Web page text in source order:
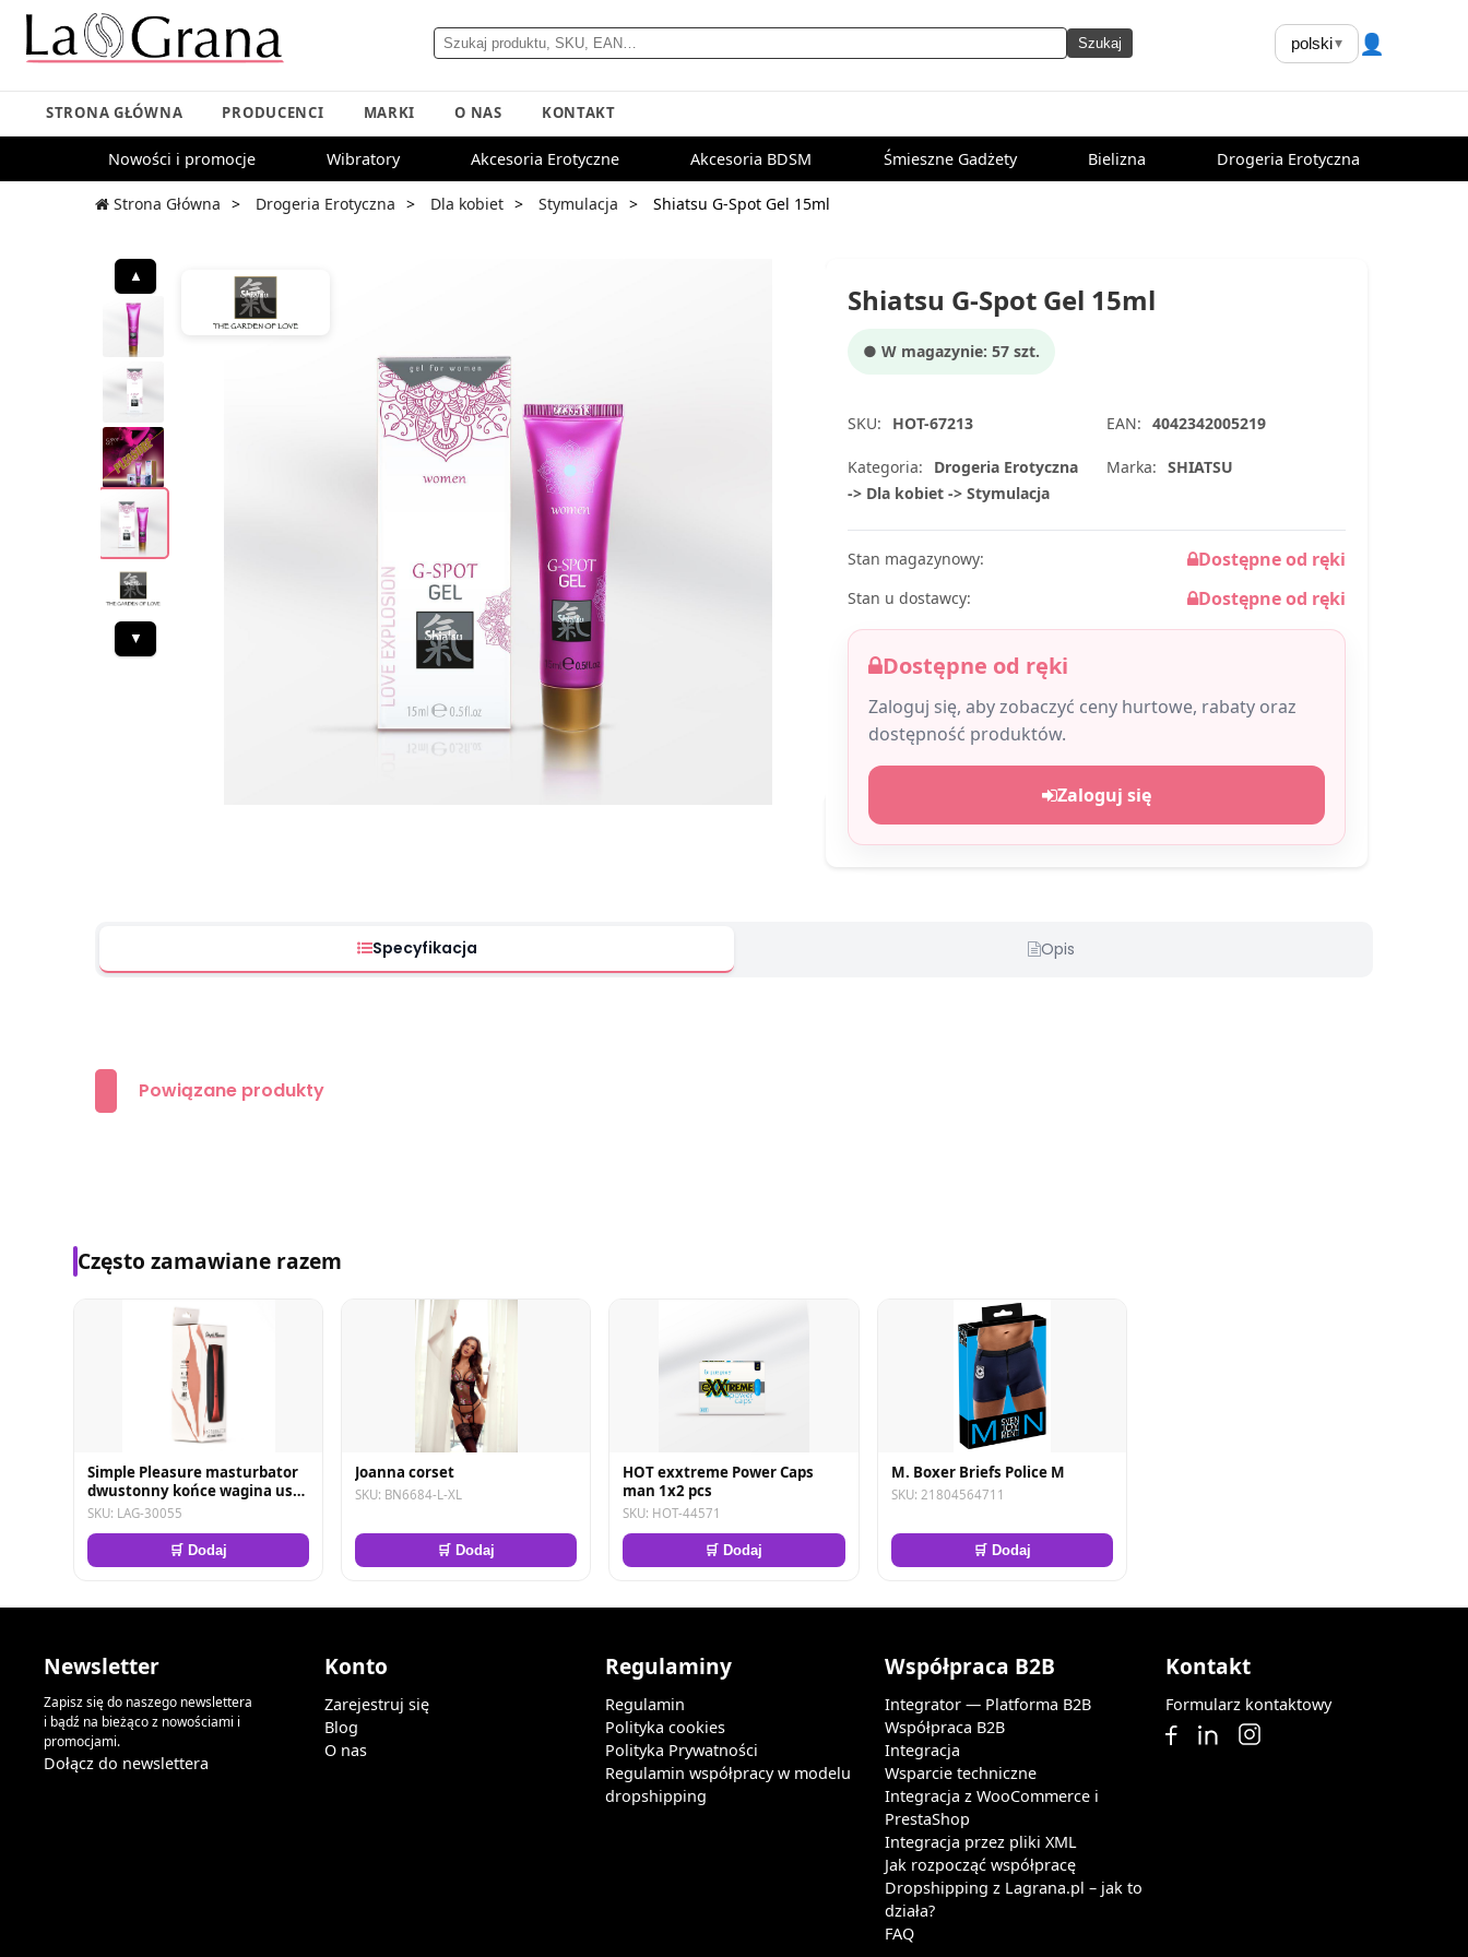
Szukaj polski▾ 👤
STRONA GŁÓWNA PRODUCENCI MARKI O NAS KONTAKT
Nowości i promocje Wibratory Akcesoria Erotyczne Akcesoria BDSM Śmieszne Gadżety Bielizna Drogeria Erotyczna
Strona Główna Drogeria Erotyczna Dla kobiet Stymulacja Shiatsu G-Spot Gel 15ml
▲
▼
Shiatsu G-Spot Gel 15ml
● W magazynie: 57 szt.
SKU: HOT-67213 EAN: 4042342005219
Kategoria:
Drogeria Erotyczna
-> Dla kobiet -> Stymulacja
Marka: SHIATSU
Stan magazynowy: Dostępne od ręki
Stan u dostawcy: Dostępne od ręki
Dostępne od ręki
Zaloguj się, aby zobaczyć ceny hurtowe, rabaty oraz
dostępność produktów.
Zaloguj się
Specyfikacja Opis
Powiązane produkty
Często zamawiane razem
Simple Pleasure masturbator
dwustonny końce wagina usta
czarny
SKU: LAG-30055
🛒 Dodaj
Joanna corset
SKU: BN6684-L-XL
🛒 Dodaj
HOT exxtreme Power Caps
man 1x2 pcs
SKU: HOT-44571
🛒 Dodaj
M. Boxer Briefs Police M
SKU: 21804564711
🛒 Dodaj
Newsletter
Zapisz się do naszego newslettera
i bądź na bieżąco z nowościami i
promocjami.
Dołącz do newslettera
Konto
Zarejestruj się
Blog
O nas
Regulaminy
Regulamin
Polityka cookies
Polityka Prywatności
Regulamin współpracy w modelu
dropshipping
Współpraca B2B
Integrator — Platforma B2B
Współpraca B2B
Integracja
Wsparcie techniczne
Integracja z WooCommerce i
PrestaShop
Integracja przez pliki XML
Jak rozpocząć współpracę
Dropshipping z Lagrana.pl – jak to
działa?
FAQ
Kontakt
Formularz kontaktowy